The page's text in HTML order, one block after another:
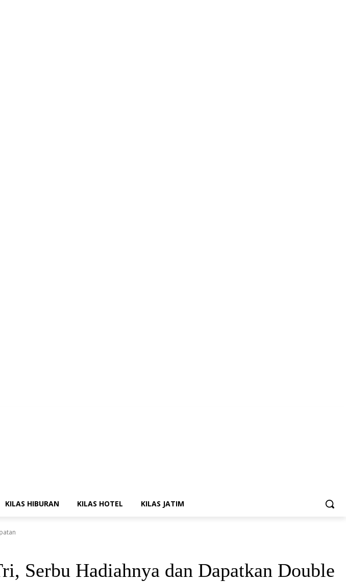
KILAS HIBURAN KILAS HOTEL KILAS JATIM
Serbu Hadiahnya dan Dapatkan Double